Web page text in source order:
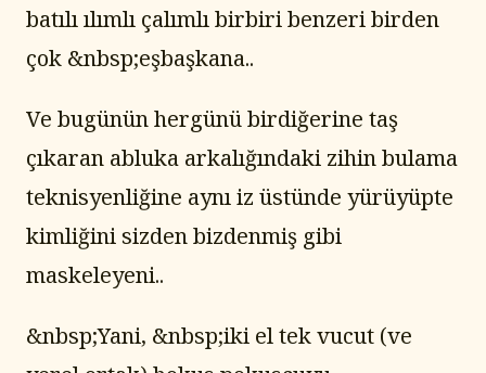
batılı ılımlı çalımlı birbiri benzeri birden
çok &nbsp;eşbaşkana..
Ve bugünün hergünü birdiğerine taş
çıkaran abluka arkalığındaki zihin bulama
teknisyenliğine aynı iz üstünde yürüyüpte
kimliğini sizden bizdenmiş gibi
maskeleyeni..
&nbsp;Yani, &nbsp;iki el tek vucut (ve